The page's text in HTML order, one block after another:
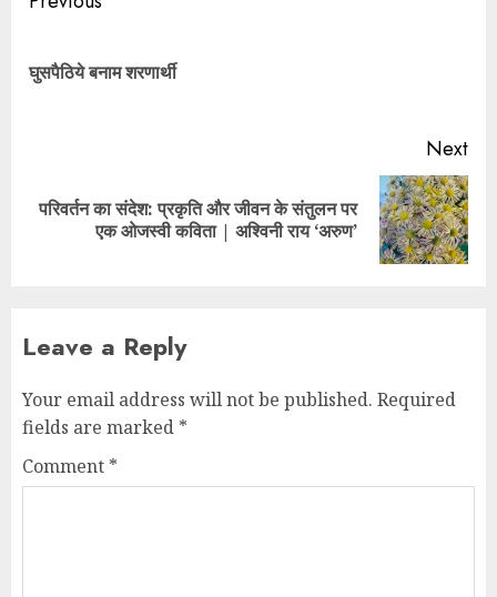
घुसपैठिये बनाम शरणार्थी
Next
परिवर्तन का संदेश: प्रकृति और जीवन के संतुलन पर
एक ओजस्वी कविता | अश्विनी राय ‘अरुण’
Leave a Reply
Your email address will not be published. Required
fields are marked *
Comment *